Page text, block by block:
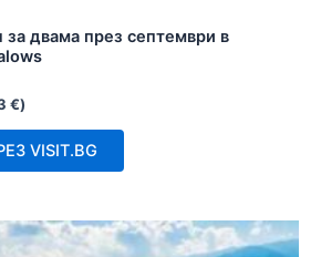
за двама през септември в
€)
VISIT.BG